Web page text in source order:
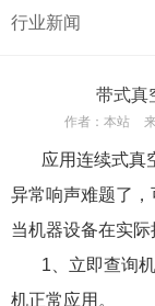
行业新闻
带式真
作者： 本站
应用连续式真
异常响声难题了
当机器设备在实
1、立即查询
机正常应用。